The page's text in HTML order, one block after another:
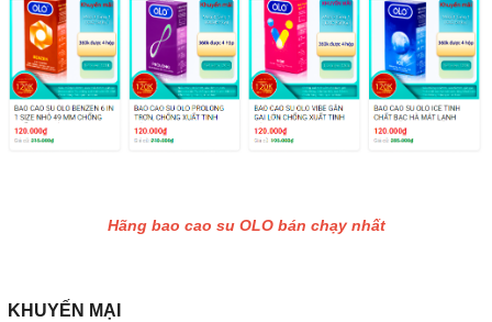
Hãng bao cao su OLO bán chạy nhất
KHUYẾN MẠI